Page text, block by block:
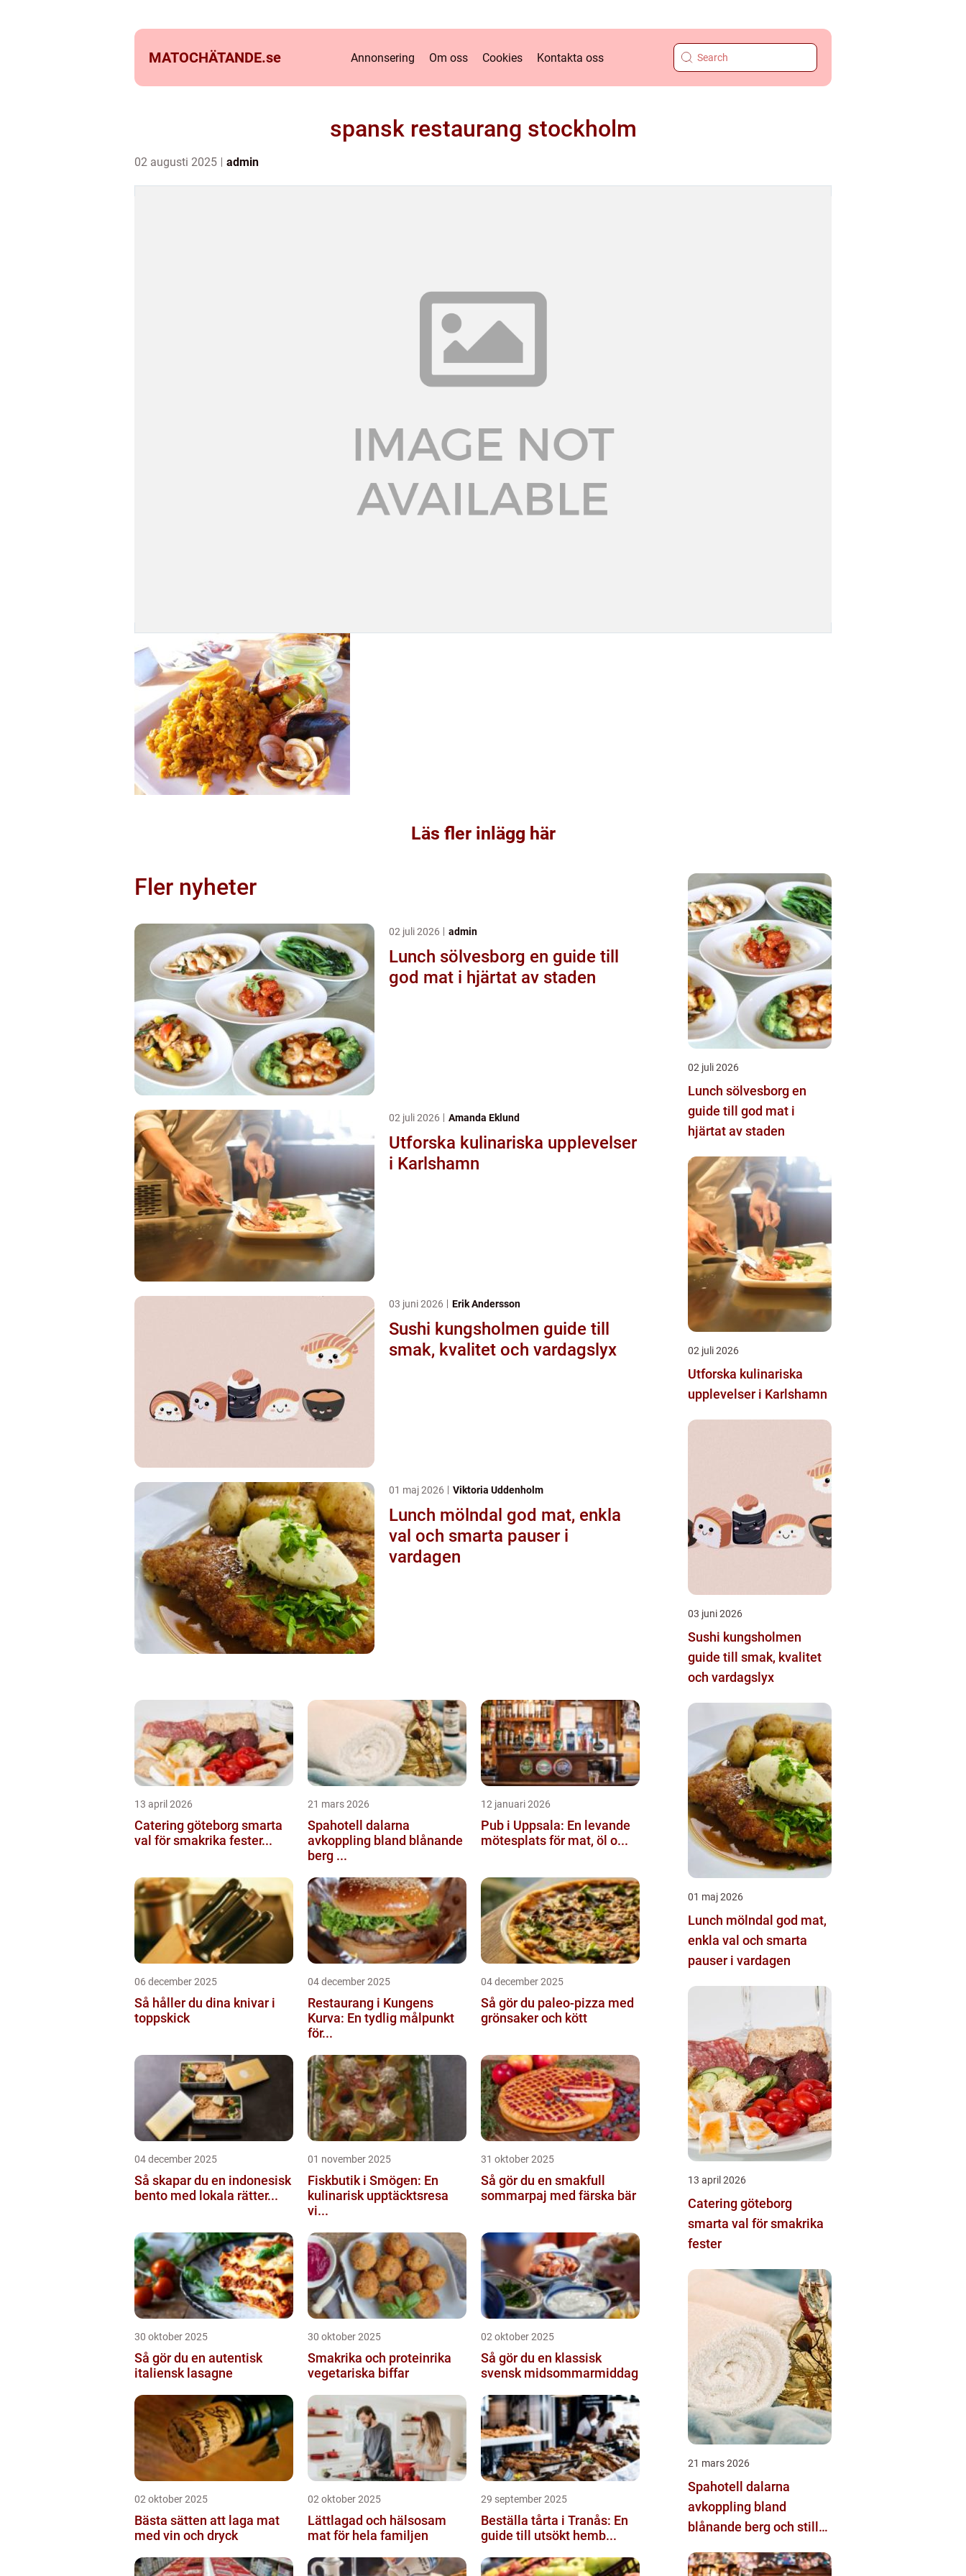
MATOCHÄTANDE.se Annonsering Om oss Cookies Kontakta oss
spansk restaurang stockholm
02 augusti 2025 admin
Läs fler inlägg här
Fler nyheter
02 juli 2026 admin
Lunch sölvesborg en guide till
god mat i hjärtat av staden
02 juli 2026 Amanda Eklund
Utforska kulinariska upplevelser
i Karlshamn
03 juni 2026 Erik Andersson
Sushi kungsholmen guide till
smak, kvalitet och vardagslyx
01 maj 2026 Viktoria Uddenholm
Lunch mölndal god mat, enkla
val och smarta pauser i
vardagen
13 april 2026
Catering göteborg smarta
val för smakrika fester...
21 mars 2026
Spahotell dalarna
avkoppling bland blånande
berg ...
12 januari 2026
Pub i Uppsala: En levande
mötesplats för mat, öl o...
06 december 2025
Så håller du dina knivar i
toppskick
04 december 2025
Restaurang i Kungens
Kurva: En tydlig målpunkt
för...
04 december 2025
Så gör du paleo-pizza med
grönsaker och kött
04 december 2025
Så skapar du en indonesisk
bento med lokala rätter...
01 november 2025
Fiskbutik i Smögen: En
kulinarisk upptäcktsresa
vi...
31 oktober 2025
Så gör du en smakfull
sommarpaj med färska bär
30 oktober 2025
Så gör du en autentisk
italiensk lasagne
30 oktober 2025
Smakrika och proteinrika
vegetariska biffar
02 oktober 2025
Så gör du en klassisk
svensk midsommarmiddag
02 oktober 2025
Bästa sätten att laga mat
med vin och dryck
02 oktober 2025
Lättlagad och hälsosam
mat för hela familjen
29 september 2025
Beställa tårta i Tranås: En
guide till utsökt hemb...
02 juli 2026
Lunch sölvesborg en
guide till god mat i
hjärtat av staden
02 juli 2026
Utforska kulinariska
upplevelser i Karlshamn
03 juni 2026
Sushi kungsholmen
guide till smak, kvalitet
och vardagslyx
01 maj 2026
Lunch mölndal god mat,
enkla val och smarta
pauser i vardagen
13 april 2026
Catering göteborg
smarta val för smakrika
fester
21 mars 2026
Spahotell dalarna
avkoppling bland
blånande berg och stilla